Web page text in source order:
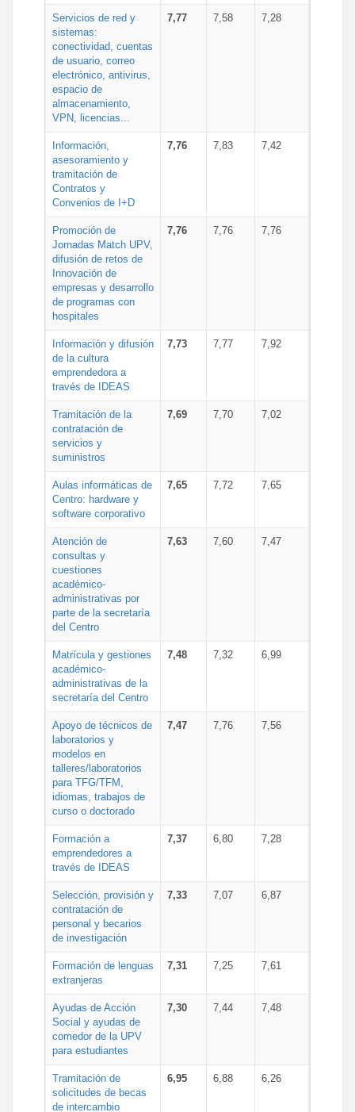
Servicios de red y
sistemas:
conectividad, cuentas
de usuario, correo
electrónico, antivirus,
espacio de
almacenamiento,
VPN, licencias...
7,77 7,58 7,28
Información,
asesoramiento y
tramitación de
Contratos y
Convenios de I+D
7,76 7,83 7,42
Promoción de
Jornadas Match UPV,
difusión de retos de
Innovación de
empresas y desarrollo
de programas con
hospitales
7,76 7,76 7,76
Información y difusión
de la cultura
emprendedora a
través de IDEAS
7,73 7,77 7,92
Tramitación de la
contratación de
servicios y
suministros
7,69 7,70 7,02
Aulas informáticas de
Centro: hardware y
software corporativo
7,65 7,72 7,65
Atención de
consultas y
cuestiones
académico-
administrativas por
parte de la secretaría
del Centro
7,63 7,60 7,47
Matrícula y gestiones
académico-
administrativas de la
secretaría del Centro
7,48 7,32 6,99
Apoyo de técnicos de
laboratorios y
modelos en
talleres/laboratorios
para TFG/TFM,
idiomas, trabajos de
curso o doctorado
7,47 7,76 7,56
Formación a
emprendedores a
través de IDEAS
7,37 6,80 7,28
Selección, provisión y
contratación de
personal y becarios
de investigación
7,33 7,07 6,87
Formación de lenguas
extranjeras
7,31 7,25 7,61
Ayudas de Acción
Social y ayudas de
comedor de la UPV
para estudiantes
7,30 7,44 7,48
Tramitación de
solicitudes de becas
de intercambio
6,95 6,88 6,26